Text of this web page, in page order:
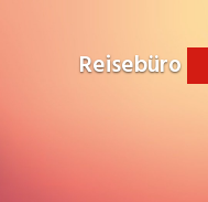
Reisebüro